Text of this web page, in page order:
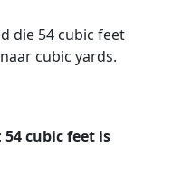
die 54 cubic feet
cubic yards.
54 cubic feet is